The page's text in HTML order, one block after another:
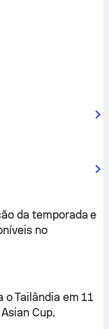
da temporada e
no
Tailândia em 11
Cup.